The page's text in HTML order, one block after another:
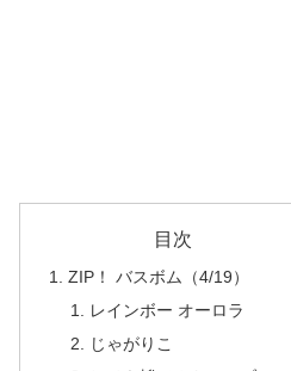
目次
ZIP！ バスボム（4/19）
レインボー オーロラ
じゃがりこ